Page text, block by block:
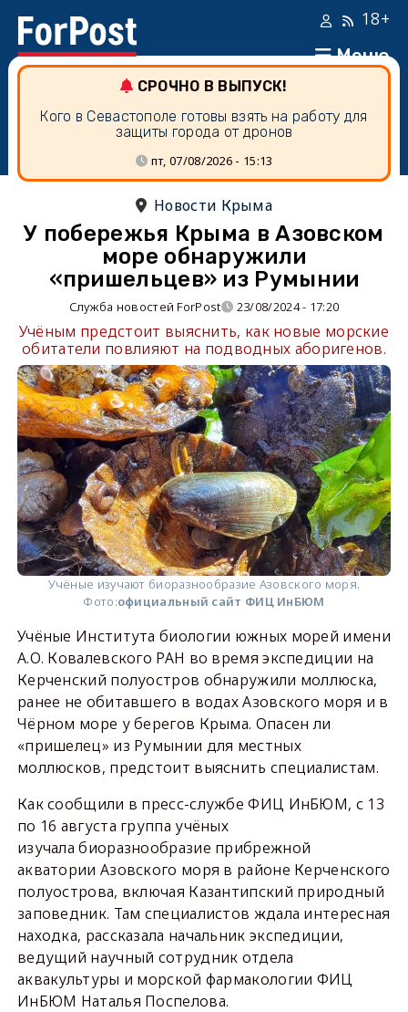
Меню
18+
СРОЧНО В ВЫПУСК!
Кого в Севастополе готовы взять на работу для
защиты города от дронов
пт, 07/08/2026 - 15:13
Новости Крыма
У побережья Крыма в Азовском
море обнаружили
«пришельцев» из Румынии
Служба новостей ForPost 23/08/2024 - 17:20
Учёным предстоит выяснить, как новые морские
обитатели повлияют на подводных аборигенов.
Учёные изучают биоразнообразие Азовского моря.
Фото:официальный сайт ФИЦ ИнБЮМ
Учёные Института биологии южных морей имени
А.О. Ковалевского РАН во время экспедиции на
Керченский полуостров обнаружили моллюска,
ранее не обитавшего в водах Азовского моря и в
Чёрном море у берегов Крыма. Опасен ли
«пришелец» из Румынии для местных
моллюсков, предстоит выяснить специалистам.
Как сообщили в пресс-службе ФИЦ ИнБЮМ, с 13
по 16 августа группа учёных
изучала биоразнообразие прибрежной
акватории Азовского моря в районе Керченского
полуострова, включая Казантипский природный
заповедник. Там специалистов ждала интересная
находка, рассказала начальник экспедиции,
ведущий научный сотрудник отдела
аквакультуры и морской фармакологии ФИЦ
ИнБЮМ Наталья Поспелова.